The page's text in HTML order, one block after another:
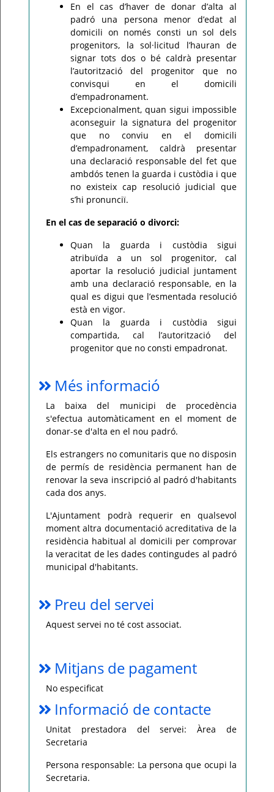
En el cas d’haver de donar d’alta al
padró una persona menor d’edat al
domicili on només consti un sol dels
progenitors, la sol·licitud l’hauran de
signar tots dos o bé caldrà presentar
l’autorització del progenitor que no
convisqui en el domicili
d’empadronament.
Excepcionalment, quan sigui impossible
aconseguir la signatura del progenitor
que no conviu en el domicili
d’empadronament, caldrà presentar
una declaració responsable del fet que
ambdós tenen la guarda i custòdia i que
no existeix cap resolució judicial que
s’hi pronunciï.
En el cas de separació o divorci:
Quan la guarda i custòdia sigui
atribuïda a un sol progenitor, cal
aportar la resolució judicial juntament
amb una declaració responsable, en la
qual es digui que l’esmentada resolució
està en vigor.
Quan la guarda i custòdia sigui
compartida, cal l’autorització del
progenitor que no consti empadronat.
Més informació
La baixa del municipi de procedència
s'efectua automàticament en el moment de
donar-se d'alta en el nou padró.
Els estrangers no comunitaris que no disposin
de permís de residència permanent han de
renovar la seva inscripció al padró d'habitants
cada dos anys.
L'Ajuntament podrà requerir en qualsevol
moment altra documentació acreditativa de la
residència habitual al domicili per comprovar
la veracitat de les dades contingudes al padró
municipal d'habitants.
Preu del servei
Aquest servei no té cost associat.
Mitjans de pagament
No especificat
Informació de contacte
Unitat prestadora del servei: Àrea de
Secretaria
Persona responsable: La persona que ocupi la
Secretaria.